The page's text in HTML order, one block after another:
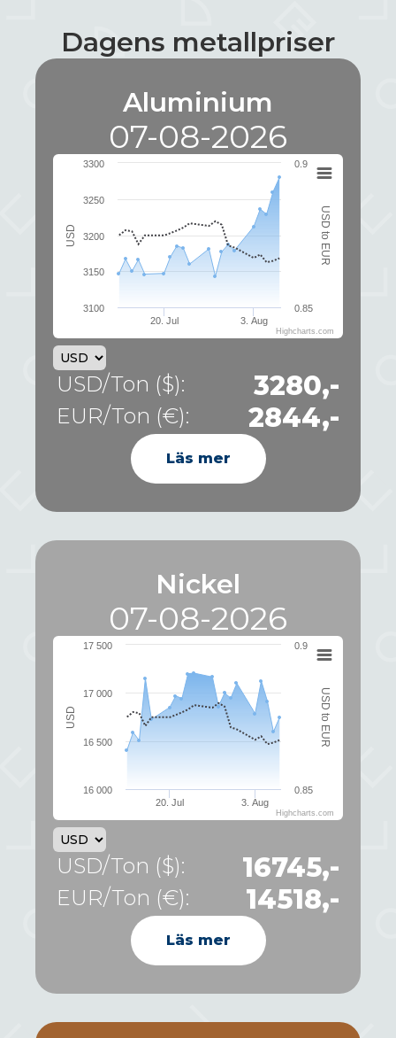
Dagens metallpriser
Aluminium
07-08-2026
USD USD to EUR
20. Jul 3. Aug
3100
3150
3200
3250
3300
0.85
0.9
Highcharts.com
USD/Ton ($): 3280,-
EUR/Ton (€): 2844,-
Läs mer
Nickel
07-08-2026
USD USD to EUR
20. Jul 3. Aug
16 000
16 500
17 000
17 500
0.85
0.9
Highcharts.com
USD/Ton ($): 16745,-
EUR/Ton (€): 14518,-
Läs mer